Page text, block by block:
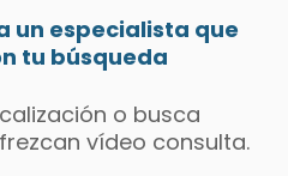
un especialista que
tu búsqueda
o busca
vídeo consulta.